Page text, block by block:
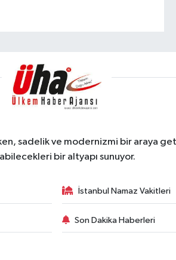
sadelik ve modernizmi bir araya
bir altyapı sunuyor.
İstanbul Namaz Vakitleri
Son Dakika Haberleri